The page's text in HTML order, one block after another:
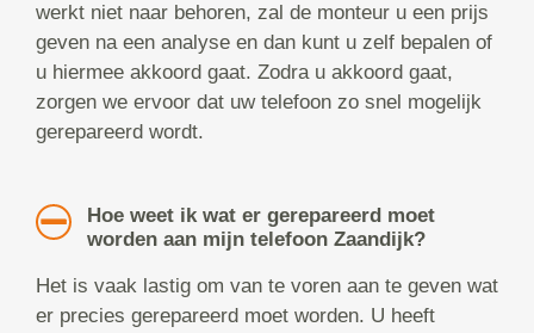
werkt niet naar behoren, zal de monteur u een prijs
geven na een analyse en dan kunt u zelf bepalen of
u hiermee akkoord gaat. Zodra u akkoord gaat,
zorgen we ervoor dat uw telefoon zo snel mogelijk
gerepareerd wordt.
Hoe weet ik wat er gerepareerd moet
worden aan mijn telefoon Zaandijk?
Het is vaak lastig om van te voren aan te geven wat
er precies gerepareerd moet worden. U heeft